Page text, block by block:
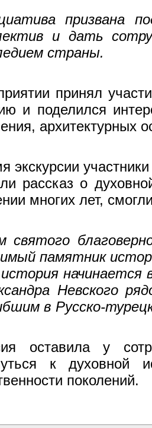
призвана
и дать
страны.
принял
и поделился
архитектурных
экскурсии
рассказ о
многих лет,
святого
памятник
начинается
Невского
в
оставила у
к духовной
поколений.